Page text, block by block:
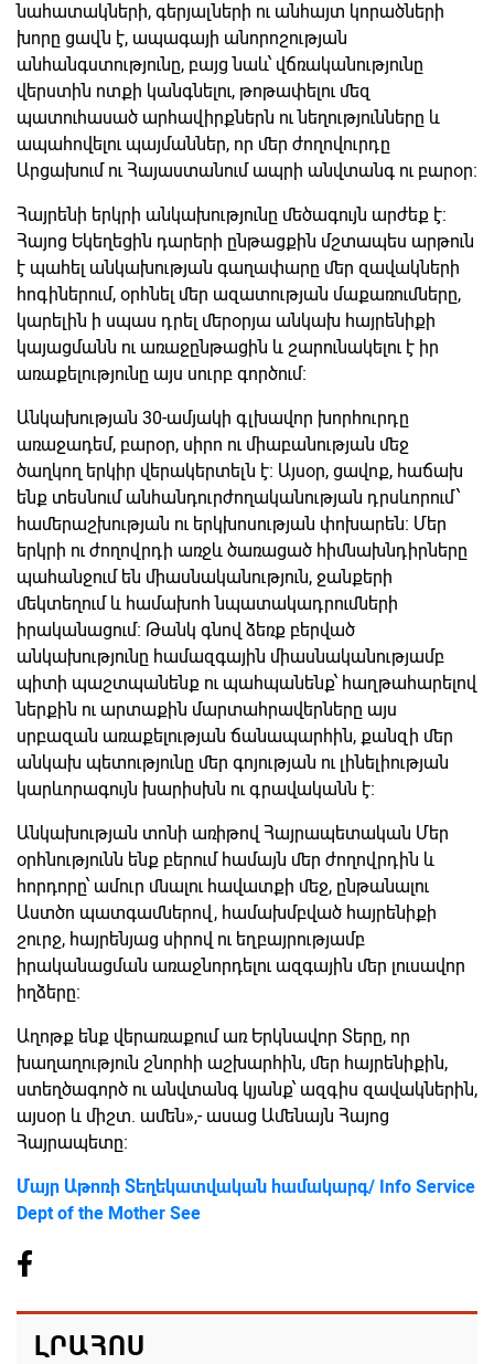
նահատակների, գերյալների ու անհայտ կորածների
խորը ցավն է, ապագայի անորոշության
անհանգստությունը, բայց նաև՝ վճռականությունը
վերստին ոտքի կանգնելու, թոթափելու մեզ
պատուհասած արհավիրքներն ու նեղությունները և
ապահովելու պայմաններ, որ մեր ժողովուրդը
Արցախում ու Հայաստանում ապրի անվտանգ ու բարօր։
Հայրենի երկրի անկախությունը մեծագույն արժեք է։
Հայոց Եկեղեցին դարերի ընթացքին մշտապես արթուն
է պահել անկախության գաղափարը մեր զավակների
հոգիներում, օրհնել մեր ազատության մաքառումները,
կարելին ի սպաս դրել մերօրյա անկախ հայրենիքի
կայացմանն ու առաջընթացին և շարունակելու է իր
առաքելությունը այս սուրբ գործում։
Անկախության 30-ամյակի գլխավոր խորհուրդը
առաջադեմ, բարօր, սիրո ու միաբանության մեջ
ծաղկող երկիր վերակերտելն է։ Այսօր, ցավոք, հաճախ
ենք տեսնում անհանդուրժողականության դրսևորում՝
համերաշխության ու երկխոսության փոխարեն։ Մեր
երկրի ու ժողովրդի առջև ծառացած հիմնախնդիրները
պահանջում են միասնականություն, ջանքերի
մեկտեղում և համախոհ նպատակադրումների
իրականացում։ Թանկ գնով ձեռք բերված
անկախությունը համազգային միասնականությամբ
պիտի պաշտպանենք ու պահպանենք՝ հաղթահարելով
ներքին ու արտաքին մարտահրավերները այս
սրբազան առաքելության ճանապարհին, քանզի մեր
անկախ պետությունը մեր գոյության ու լինելիության
կարևորագույն խարիսխն ու գրավականն է։
Անկախության տոնի առիթով Հայրապետական Մեր
օրհնությունն ենք բերում համայն մեր ժողովրդին և
հորդորը՝ ամուր մնալու հավատքի մեջ, ընթանալու
Աստծո պատգամներով, համախմբված հայրենիքի
շուրջ, հայրենյաց սիրով ու եղբայրությամբ
իրականացման առաջնորդելու ազգային մեր լուսավոր
իղձերը։
Աղոթք ենք վերառաքում առ Երկնավոր Տերը, որ
խաղաղություն շնորհի աշխարհին, մեր հայրենիքին,
ստեղծագործ ու անվտանգ կյանք՝ ազգիս զավակներին,
այսօր և միշտ. ամեն»,- ասաց Ամենայն Հայոց
Հայրապետը։
Մայր Աթոռի Տեղեկատվական համակարգ/ Info Service
Dept of the Mother See
ԼՐԱՀՈՍ